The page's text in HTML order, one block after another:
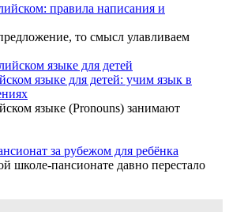
правила написания и
то смысл улавливаем
языке для детей: учим язык в
языке (Pronouns) занимают
за рубежом для ребёнка
школе-пансионате давно перестало